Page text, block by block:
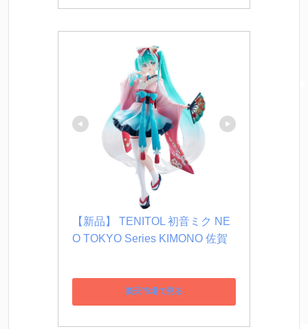
【新品】 TENITOL 初音ミク NE
O TOKYO Series KIMONO 佐賀
楽天市場で見る